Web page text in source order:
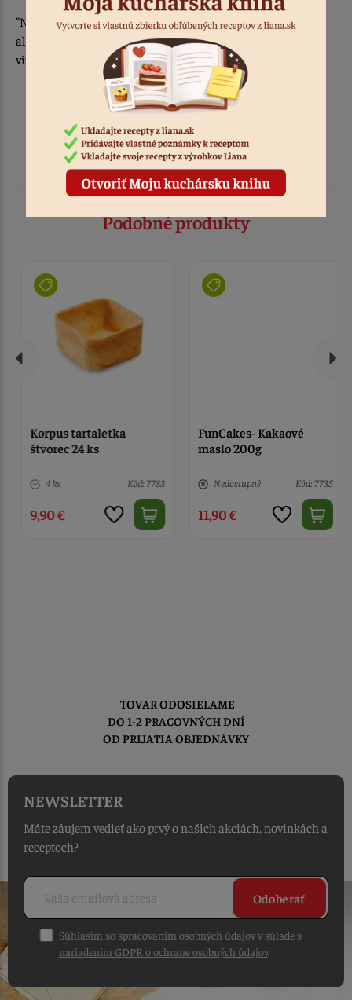
"Niektoré ilustračné fotografie pri produkte boli vytvorené
alebo upravené pomocou umelej inteligencie a slúžia na
vizuálnu, informatívnu a ilustračnú prezentáciu produktu."
Podobné produkty
Korpus tartaletka
štvorec 24 ks
4 ks Kód: 7783
9,90 €
FunCakes- Kakaové
maslo 200g
Nedostupné Kód: 7735
11,90 €
TOVAR ODOSIELAME
DO 1-2 PRACOVNÝCH DNÍ
OD PRIJATIA OBJEDNÁVKY
NEWSLETTER
Máte záujem vedieť ako prvý o našich akciách, novinkách a
receptoch?
Odoberať
Súhlasím so spracovaním osobných údajov v súlade s
nariadením GDPR o ochrane osobných údajov.